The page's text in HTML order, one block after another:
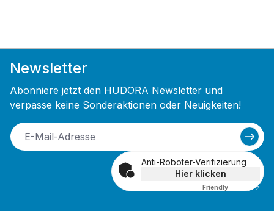
Newsletter
Abonniere jetzt den HUDORA Newsletter und
verpasse keine Sonderaktionen oder Neuigkeiten!
Anti-Roboter-Verifizierung
Hier klicken
Friendly Captcha ⇗